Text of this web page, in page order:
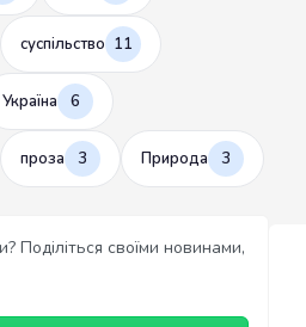
суспільство 11
Україна 6
проза 3 Природа 3
Поділіться своїми новинами,